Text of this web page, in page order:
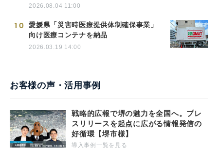
2026.08.04 11:00
10
愛媛県「災害時医療提供体制確保事業」
向け医療コンテナを納品
2026.03.19 14:00
お客様の声・活用事例
戦略的広報で堺の魅力を全国へ。プレ
スリリースを起点に広がる情報発信の
好循環【堺市様】
導入事例一覧を見る